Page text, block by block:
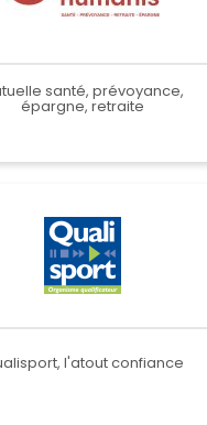
santé, prévoyance,
épargne, retraite
l'atout confiance